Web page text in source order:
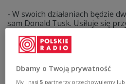
- W swoich działaniach będzie
sam Donald Tusk. Usiłuje się
Poseł PiS z Pomorza tak
Agnieszki Pomaskiej z PO, w
rządowej kolumny posłanka
politycznie.
Dbamy o Twoją prywatność
My i nasi5 partnerzy przechowujemy